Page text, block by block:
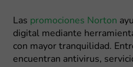
Las promociones Norton
digital mediante
con mayor tranquilidad.
encuentran antivirus,